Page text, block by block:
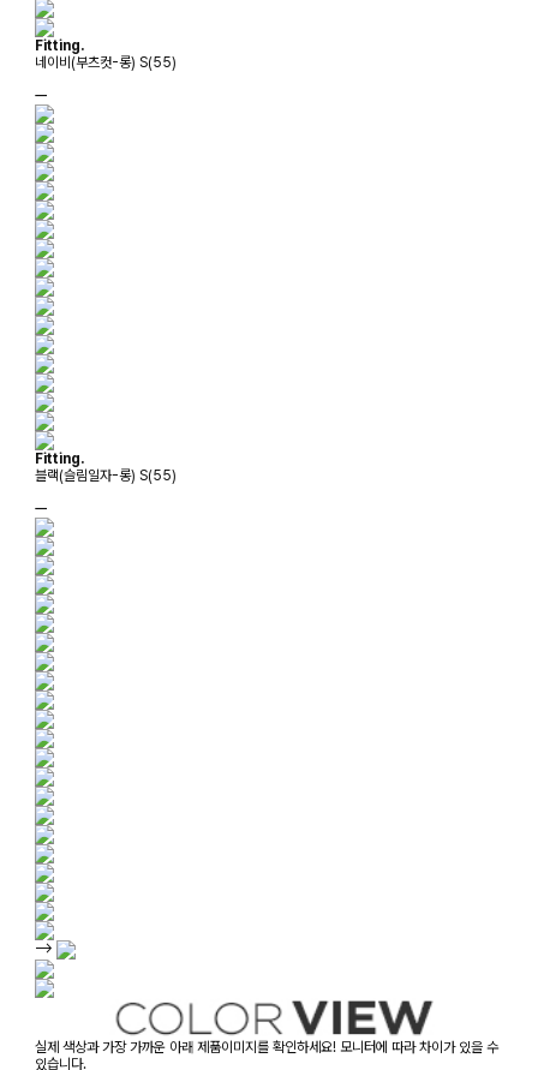
Fitting.
네이비(부츠컷-롱) S(55)
ㅡ
Fitting.
블랙(슬림일자-롱) S(55)
ㅡ
-->
실제 색상과 가장 가까운 아래 제품이미지를 확인하세요! 모니터에 따라 차이가 있을 수
있습니다.